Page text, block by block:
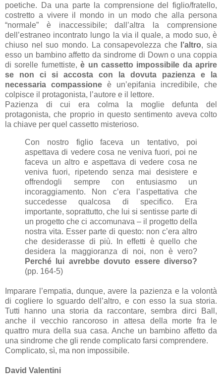
poetiche. Da una parte la comprensione del figlio/fratello,
costretto a vivere il mondo in un modo che alla persona
“normale” è inaccessibile; dall’altra la comprensione
dell’estraneo incontrato lungo la via il quale, a modo suo, è
chiuso nel suo mondo. La consapevolezza che
l’altro, sia
esso un bambino affetto da sindrome di Down o una coppia
di sorelle fumettiste,è un cassetto impossibile da aprire
se non ci si accosta con la dovuta pazienza e la
necessaria compassione è un’epifania incredibile, che
colpisce il protagonista, l’autore e il lettore.
Pazienza di cui era colma la moglie defunta del
protagonista, che proprio in questo sentimento aveva colto
la chiave per quel cassetto misterioso.
Con nostro figlio faceva un tentativo, poi
aspettava di vedere cosa ne veniva fuori, poi ne
faceva un altro e aspettava di vedere cosa ne
veniva fuori, ripetendo senza mai desistere e
offrendogli sempre con entusiasmo un
incoraggiamento. Non c’era l’aspettativa che
succedesse qualcosa di specifico. Era
importante, soprattutto, che lui si sentisse parte di
un progetto che ci accomunava – il progetto della
nostra vita. Esser parte di questo: non c’era altro
che desiderasse di più. In effetti è quello che
desidera la maggioranza di noi, non è vero?
Perché lui avrebbe dovuto essere diverso?
(pp. 164-5)
Imparare l’empatia, dunque, avere la pazienza e la volontà
di cogliere lo sguardo dell’altro, e con esso la sua storia.
Tutti hanno una storia da raccontare, sembra dirci Ball,
anche il vecchio rancoroso in attesa della morte fra le
quattro mura della sua casa. Anche un bambino affetto da
una sindrome che gli rende complicato farsi comprendere.
Complicato, sì, ma non impossibile.
David Valentini